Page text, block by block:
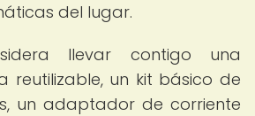
del lugar.
llevar contigo una
reutilizable, un kit básico de
un adaptador de corriente